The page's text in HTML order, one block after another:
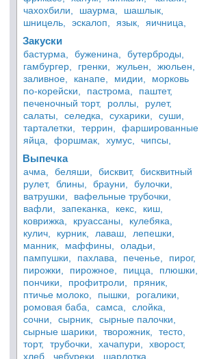
чахохбили,
шаурма,
шашлык,
шницель,
эскалоп, язык, яичница,
Закуски
бастурма, буженина,
бутерброды,
гамбургер,
гренки, жульен,
жюльен,
заливное,
канапе, мидии,
морковь
по-корейски,
пастрома,
паштет,
печеночный торт,
роллы,
рулет,
салаты,
селедка, сухарики,
суши,
тарталетки,
террин,
фаршированные
яйца,
форшмак, хумус, чипсы,
Выпечка
ачма, беляши, бисквит,
бисквитный
рулет,
блины, брауни,
булочки,
ватрушки,
вафельные трубочки,
вафли,
запеканка, кекс,
киш,
коврижка,
круассаны,
кулебяка,
кулич,
курник, лаваш,
лепешки,
манник,
маффины,
оладьи,
пампушки,
пахлава, печенье,
пирог,
пирожки,
пирожное, пицца,
плюшки,
пончики,
профитроли,
пряник,
птичье молоко,
пышки,
рогалики,
ромовая баба,
самса,
слойка,
сочни,
сырник,
сырные палочки,
сырные шарики,
творожник,
тесто,
торт,
трубочки, хачапури,
хворост,
хлеб,
чебуреки,
шарлотка,